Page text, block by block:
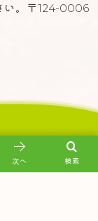
い。〒124-0006
検索
次へ